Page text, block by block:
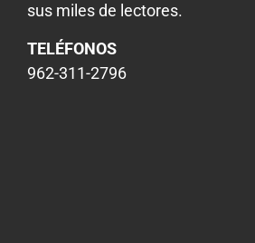
sus miles de lectores.
TELÉFONOS
962-311-2796